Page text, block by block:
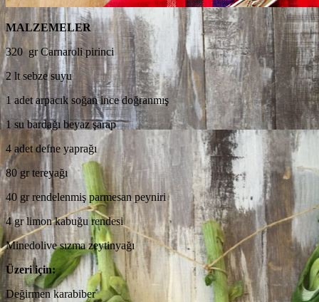
MALZEMELER
320 gr Carnaroli pirinci
2 lt sebze suyu
1 adet arpacık soğan ince doğranmış
1 su bardağı beyaz şarap
4 adet defne yaprağı
80 gr tereyağı
40 gr rendelenmiş parmesan peyniri
4 gr limon kabuğu rendesi
Minedolive sızma zeytinyağı
Üzeri için:
Değirmen karabiber